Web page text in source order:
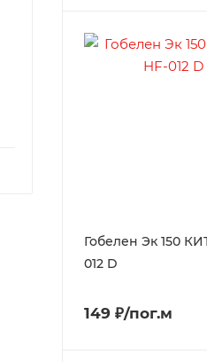
Гобелен Эк 150
012 D
149 ₽/пог.м